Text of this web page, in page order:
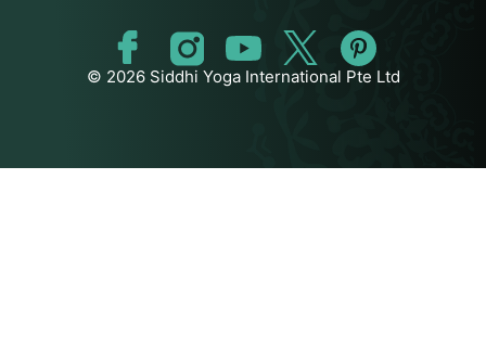
© 2026 Siddhi Yoga International Pte Ltd